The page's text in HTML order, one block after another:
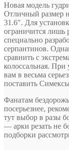
Новая модель
Отличный размер
31.6″. Для
ограничится лишь
специально
серпантинов.
сравнить с
колоссальная. При
вам в весьма
поставить
Фанатам
посерьезнее,
тут выбор в разы
— арки резать не
подборки